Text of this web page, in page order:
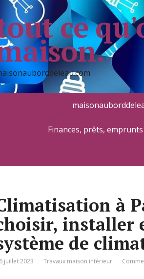
ce
Finances, prêts,
à
installer
de
juillet 2023 Travaux maison intérieur